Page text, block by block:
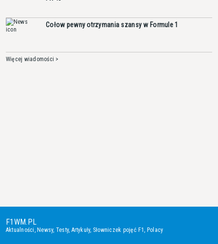
Cołow pewny otrzymania szansy w Formule 1
Więcej wiadomości >
F1WM.PL
Aktualności, Newsy, Testy, Artykuły, Słowniczek pojęć F1, Polacy